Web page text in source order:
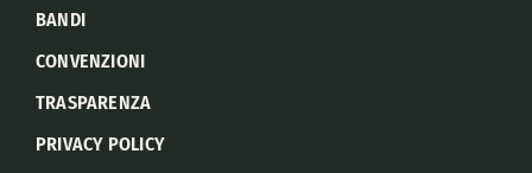
BANDI
CONVENZIONI
TRASPARENZA
PRIVACY POLICY